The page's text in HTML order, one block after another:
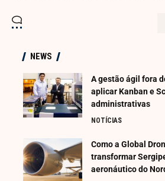
NEWS
A gestão ágil fora
aplicar Kanban e
administrativas
NOTÍCIAS
Como a Global
transformar
aeronáutico do